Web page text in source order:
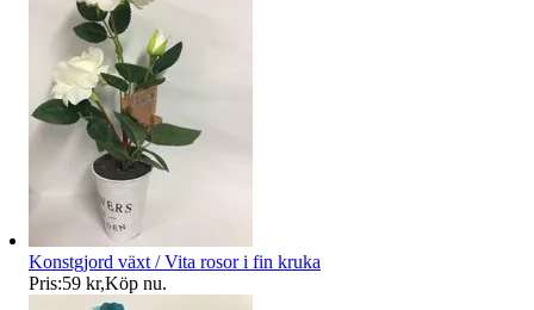
Konstgjord växt / Vita rosor i fin kruka
Pris:59 kr,Köp nu.